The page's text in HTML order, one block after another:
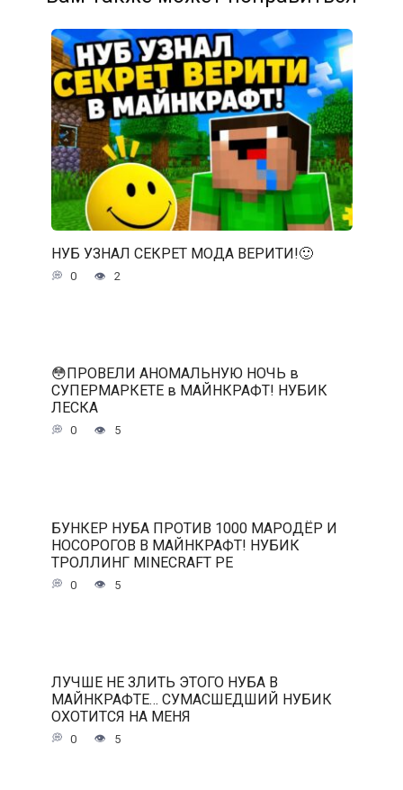
НУБ УЗНАЛ СЕКРЕТ МОДА ВЕРИТИ!🙂
0 2
😳ПРОВЕЛИ АНОМАЛЬНУЮ НОЧЬ в
СУПЕРМАРКЕТЕ в МАЙНКРАФТ! НУБИК
ЛЕСКА
0 5
БУНКЕР НУБА ПРОТИВ 1000 МАРОДЁР И
НОСОРОГОВ В МАЙНКРАФТ! НУБИК
ТРОЛЛИНГ MINECRAFT PE
0 5
ЛУЧШЕ НЕ ЗЛИТЬ ЭТОГО НУБА В
МАЙНКРАФТЕ… СУМАСШЕДШИЙ НУБИК
ОХОТИТСЯ НА МЕНЯ
0 5